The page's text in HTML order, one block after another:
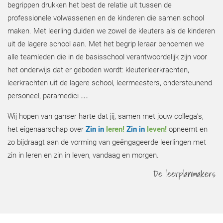
begrippen drukken het best de relatie uit tussen de
professionele volwassenen en de kinderen die samen school
maken. Met leerling duiden we zowel de kleuters als de kinderen
uit de lagere school aan. Met het begrip leraar benoemen we
alle teamleden die in de basisschool verantwoordelijk zijn voor
het onderwijs dat er geboden wordt: kleuterleerkrachten,
leerkrachten uit de lagere school, leermeesters, ondersteunend
personeel, paramedici …
Wij hopen van ganser harte dat jij, samen met jouw collega’s,
het eigenaarschap over Zin in leren! Zin in leven! opneemt en
zo bijdraagt aan de vorming van geëngageerde leerlingen met
zin in leren en zin in leven, vandaag en morgen.
De leerplanmakers